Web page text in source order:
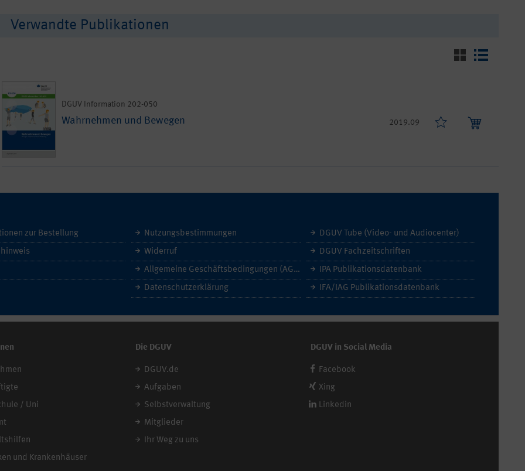
Verwandte Publikationen
DGUV Information 202-050
Wahrnehmen und Bewegen 2019.09
zur Bestellung Nutzungsbestimmungen
Widerruf
Allgemeine Geschäftsbedingungen (AGB)
Datenschutzerklärung
DGUV Tube (Video- und Audiocenter)
DGUV Fachzeitschriften
IPA Publikationsdatenbank
IFA/IAG Publikationsdatenbank
/ Uni
und Krankenhäuser
Die DGUV
DGUV.de
Aufgaben
Selbstverwaltung
Mitglieder
Ihr Weg zu uns
DGUV in Social Media
Facebook
Xing
Linkedin